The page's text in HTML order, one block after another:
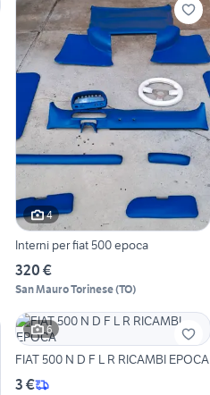
4
Interni per fiat 500 epoca
320 €
San Mauro Torinese(TO)
6
FIAT 500 N D F L R RICAMBI EPOCA
3 €